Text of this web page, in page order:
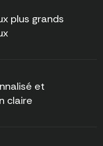
plus grands
et
claire